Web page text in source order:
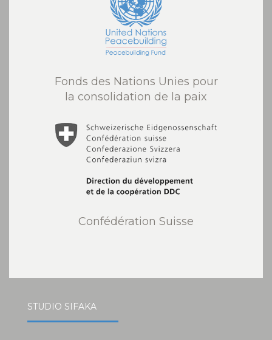
Fonds des Nations Unies pour
la consolidation de la paix
Confédération Suisse
STUDIO SIFAKA